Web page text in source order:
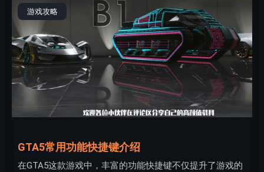
游戏攻略
GTA5常用功能快捷键介绍
在GTA5这款游戏中，丰富的功能快捷键不仅提升了游戏的